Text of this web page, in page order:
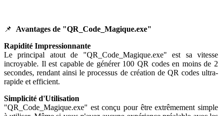
📌 Avantages de "QR_Code_Magique.exe"
Rapidité Impressionnante
Le principal atout de "QR_Code_Magique.exe" est sa vitesse
incroyable. Il est capable de générer 100 QR codes en moins de 2
secondes, rendant ainsi le processus de création de QR codes ultra-
rapide et efficient.
Simplicité d'Utilisation
"QR_Code_Magique.exe" est conçu pour être extrêmement simple